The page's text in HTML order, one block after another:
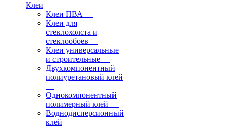
Клеи
Клеи ПВА —
Клеи для
стеклохолста и
стеклообоев —
Клеи универсальные
и строительные —
Двухкомпонентный
полиуретановый клей
—
Однокомпонентный
полимерный клей —
Воднодисперсионный
клей